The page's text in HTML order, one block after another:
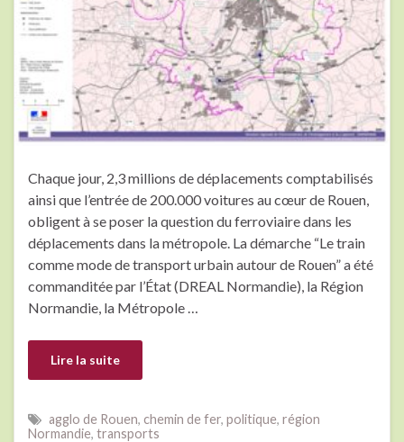
Chaque jour, 2,3 millions de déplacements comptabilisés
ainsi que l’entrée de 200.000 voitures au cœur de Rouen,
obligent à se poser la question du ferroviaire dans les
déplacements dans la métropole. La démarche “Le train
comme mode de transport urbain autour de Rouen” a été
commanditée par l’État (DREAL Normandie), la Région
Normandie, la Métropole …
Lire la suite
agglo de Rouen, chemin de fer, politique, région
Normandie, transports